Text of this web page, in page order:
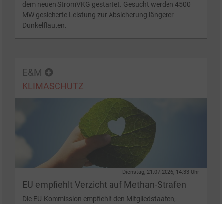
dem neuen StromVKG gestartet. Gesucht werden 4500
MW gesicherte Leistung zur Absicherung längerer
Dunkelflauten.
E&M
KLIMASCHUTZ
Dienstag, 21.07.2026, 14:33 Uhr
EU empfiehlt Verzicht auf Methan-Strafen
Die EU-Kommission empfiehlt den Mitgliedstaaten,